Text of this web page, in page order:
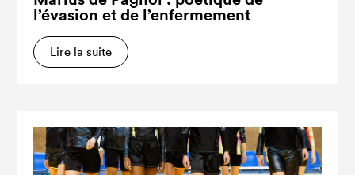
l’évasion et de l’enfermement
Lire la suite